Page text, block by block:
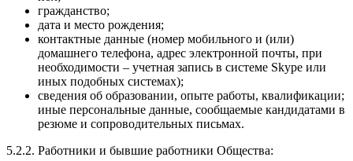
гражданство;
дата и место рождения;
контактные данные (номер мобильного и (или)
домашнего телефона, адрес электронной почты, при
необходимости – учетная запись в системе Skype или
иных подобных системах);
сведения об образовании, опыте работы, квалификации;
иные персональные данные, сообщаемые кандидатами в
резюме и сопроводительных письмах.
5.2.2. Работники и бывшие работники Общества: